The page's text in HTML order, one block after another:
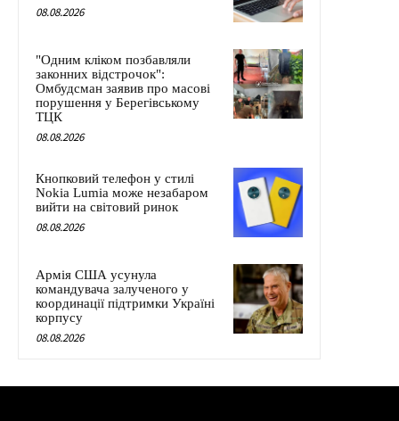
08.08.2026
"Одним кліком позбавляли
законних відстрочок":
Омбудсман заявив про масові
порушення у Берегівському
ТЦК
08.08.2026
Кнопковий телефон у стилі
Nokia Lumia може незабаром
вийти на світовий ринок
08.08.2026
Армія США усунула
командувача залученого у
координації підтримки Україні
корпусу
08.08.2026